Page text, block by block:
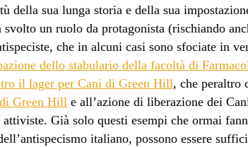
della sua lunga storia e della sua
un ruolo da protagonista (rischiando
che in alcuni casi sono sfociate in
dello stabulario della facoltà di
il lager per Cani di Green Hill, che peraltro
Green Hille all’azione di liberazione dei
attiviste. Già solo questi esempi che ormai
italiano, possono essere